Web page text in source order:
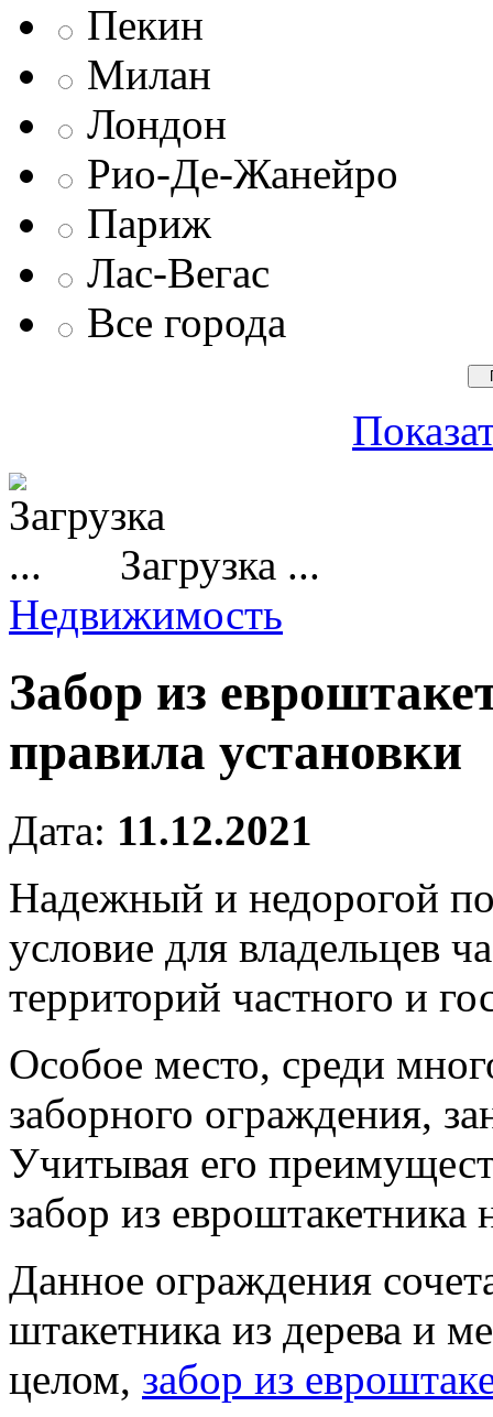
Пекин
Милан
Лондон
Рио-Де-Жанейро
Париж
Лас-Вегас
Все города
Загрузка ...
Недвижимость
Забор из
правила установки
Дата: 11.12.2021
Надежный и недорогой
условие для владельцев
территорий частного и
Особое место, среди
заборного ограждения,
Учитывая его
забор из евроштакетника
Данное ограждения
штакетника из дерева и
целом, забор из